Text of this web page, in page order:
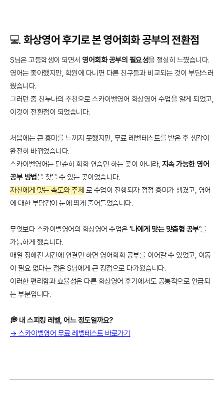
💻 화상영어 후기로 본 영어회화 공부의 전환점
S님은 고등학생이 되면서 영어회화 공부의 필요성을 절실히 느꼈습니다.
영어는 좋아했지만, 학원에 다니면 다른 친구들과 비교되는 것이 부담스러
웠습니다.
그러던 중 친누나의 추천으로 스카이벨영어 화상영어 수업을 알게 되었고,
이것이 전환점이 되었습니다.
처음에는 큰 흥미를 느끼지 못했지만, 무료 레벨테스트를 받은 후 생각이
완전히 바뀌었습니다.
스카이벨영어는 단순히 회화 연습만 하는 곳이 아니라, 지속 가능한 영어
공부 방법을 찾을 수 있는 곳이었습니다.
자신에게 맞는 속도와 주제 로 수업이 진행되자 점점 흥미가 생겼고, 영어
에 대한 부담감이 눈에 띄게 줄어들었습니다.
무엇보다 스카이벨영어의 화상영어 수업은‘나에게 맞는 맞춤형 공부’를
가능하게 했습니다.
매일 정해진 시간에 연결만 하면 영어회화 공부를 이어갈 수 있었고, 이동
이 필요 없다는 점은 S님에게 큰 장점으로 다가왔습니다.
이러한 편리함과 효율성은 다른 화상영어 후기에서도 공통적으로 언급되
는 부분입니다.
💭 내 스피킹 레벨, 어느 정도일까요?
→ 스카이벨영어 무료 레벨테스트 바로가기